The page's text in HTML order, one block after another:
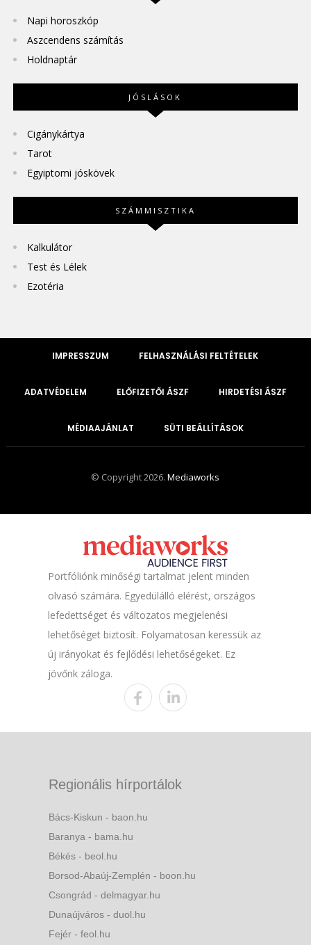
Napi horoszkóp
Aszcendens számítás
Holdnaptár
JÓSLÁSOK
Cigánykártya
Tarot
Egyiptomi jóskövek
SZÁMMISZTIKA
Kalkulátor
Test és Lélek
Ezotéria
IMPRESSZUM FELHASZNÁLÁSI FELTÉTELEK
ADATVÉDELEM ELŐFIZETŐI ÁSZF HIRDETÉSI ÁSZF
MÉDIAAJÁNLAT SÜTI BEÁLLÍTÁSOK
© Copyright 2026.Mediaworks
Portfóliónk minőségi tartalmat jelent minden
olvasó számára. Egyedülálló elérést, országos
lefedettséget és változatos megjelenési
lehetőséget biztosít. Folyamatosan keressük az
új irányokat és fejlődési lehetőségeket. Ez
jövőnk záloga.
Regionális hírportálok
Bács-Kiskun - baon.hu
Baranya - bama.hu
Békés - beol.hu
Borsod-Abaúj-Zemplén - boon.hu
Csongrád - delmagyar.hu
Dunaújváros - duol.hu
Fejér - feol.hu